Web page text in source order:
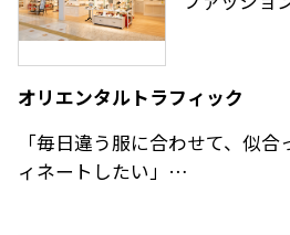
オリエンタルトラフィック
「毎日違う服に合わせて、似
ィネートしたい」